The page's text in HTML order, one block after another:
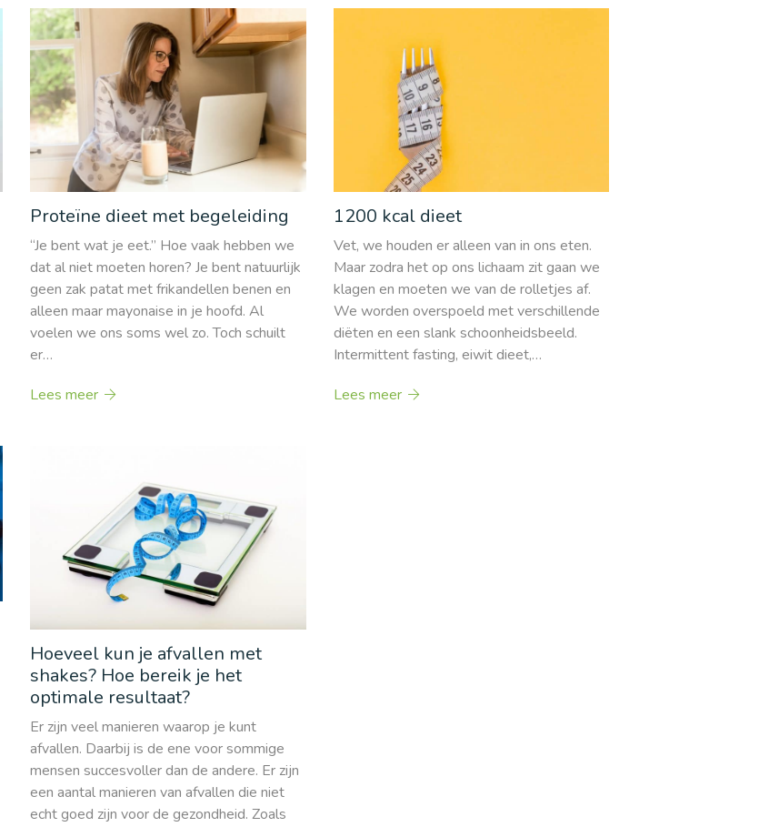
Proteïne dieet met begeleiding
“Je bent wat je eet.” Hoe vaak hebben we
dat al niet moeten horen? Je bent natuurlijk
geen zak patat met frikandellen benen en
alleen maar mayonaise in je hoofd. Al
voelen we ons soms wel zo. Toch schuilt
er…
Lees meer
1200 kcal dieet
Vet, we houden er alleen van in ons eten.
Maar zodra het op ons lichaam zit gaan we
klagen en moeten we van de rolletjes af.
We worden overspoeld met verschillende
diëten en een slank schoonheidsbeeld.
Intermittent fasting, eiwit dieet,…
Lees meer
Hoeveel kun je afvallen met
shakes? Hoe bereik je het
optimale resultaat?
Er zijn veel manieren waarop je kunt
afvallen. Daarbij is de ene voor sommige
mensen succesvoller dan de andere. Er zijn
een aantal manieren van afvallen die niet
echt goed zijn voor de gezondheid. Zoals